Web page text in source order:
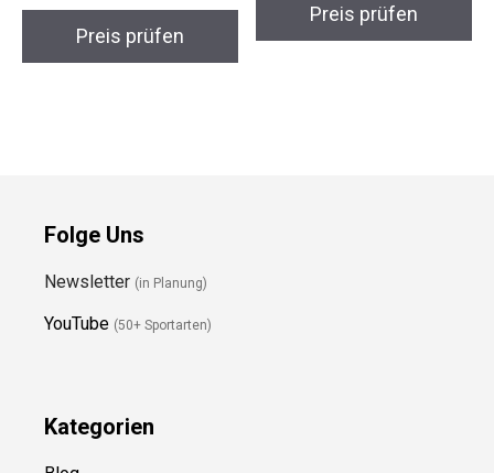
Preis prüfen
Preis prüfen
Folge Uns
Newsletter (in Planung)
YouTube (50+ Sportarten)
Kategorien